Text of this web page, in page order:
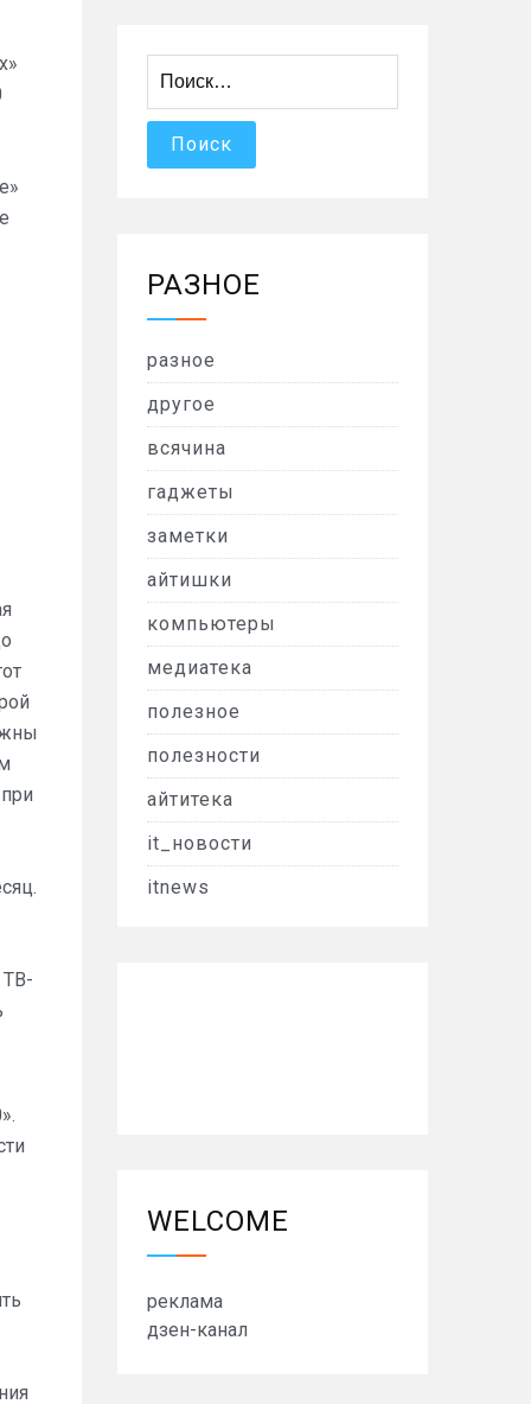
ТВ-
РАЗНОЕ
разное
другое
всячина
гаджеты
заметки
айтишки
компьютеры
медиатека
полезное
полезности
айтитека
it_новости
itnews
WELCOME
реклама
дзен-канал